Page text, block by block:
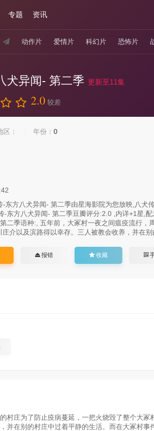
专题 资讯
动作片 爱情片 科幻片 恐怖片
犬异闻- 第二季 更新至11集
2.0 较差
区： 年份： 0
-东方八犬异闻- 第二季由星海影院为您放映,八
-东方八犬异闻- 第二季豆瓣评分:2.0 ,内详+1星,
二季语种:, 五年前，大冢村一夜之间瘟疫流行，
庄介以及滨路得以幸存。三人被教会收养，并在
报错 收藏
村庄为了防止疫病蔓延，一把火烧毁了整个大冢
并在别的村庄中过着平静的生活。而在大冢村事